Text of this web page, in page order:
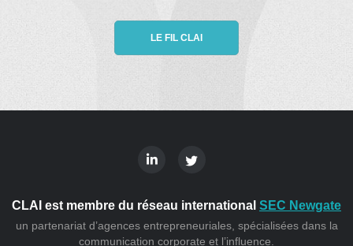
LE FIL CLAI
CLAI est membre du réseau international SEC Newgate
un partenariat d’agences entrepreneuriales, spécialisées dans la
communication corporate et l’influence.